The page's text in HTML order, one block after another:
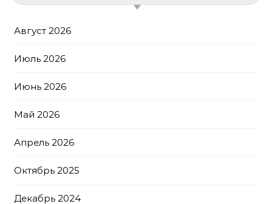
Август 2026
Июль 2026
Июнь 2026
Май 2026
Апрель 2026
Октябрь 2025
Декабрь 2024